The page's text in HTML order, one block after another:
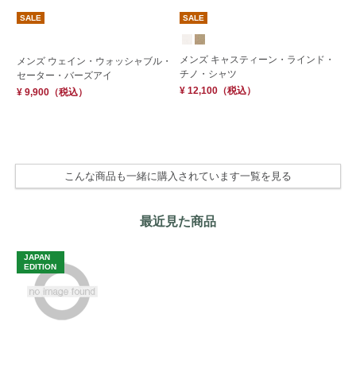
SALE
メンズ ウェイン・ウォッシャブル・
セーター・バーズアイ
¥ 9,900（税込）
SALE
メンズ キャスティーン・ラインド・
チノ・シャツ
¥ 12,100 （税込）
こんな商品も一緒に購入されています一覧を見る
最近見た商品
JAPAN
EDITION